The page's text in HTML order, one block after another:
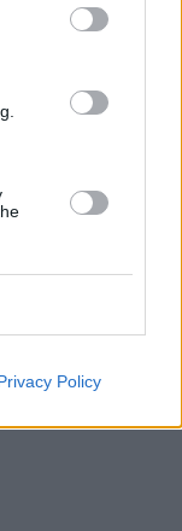
Policy